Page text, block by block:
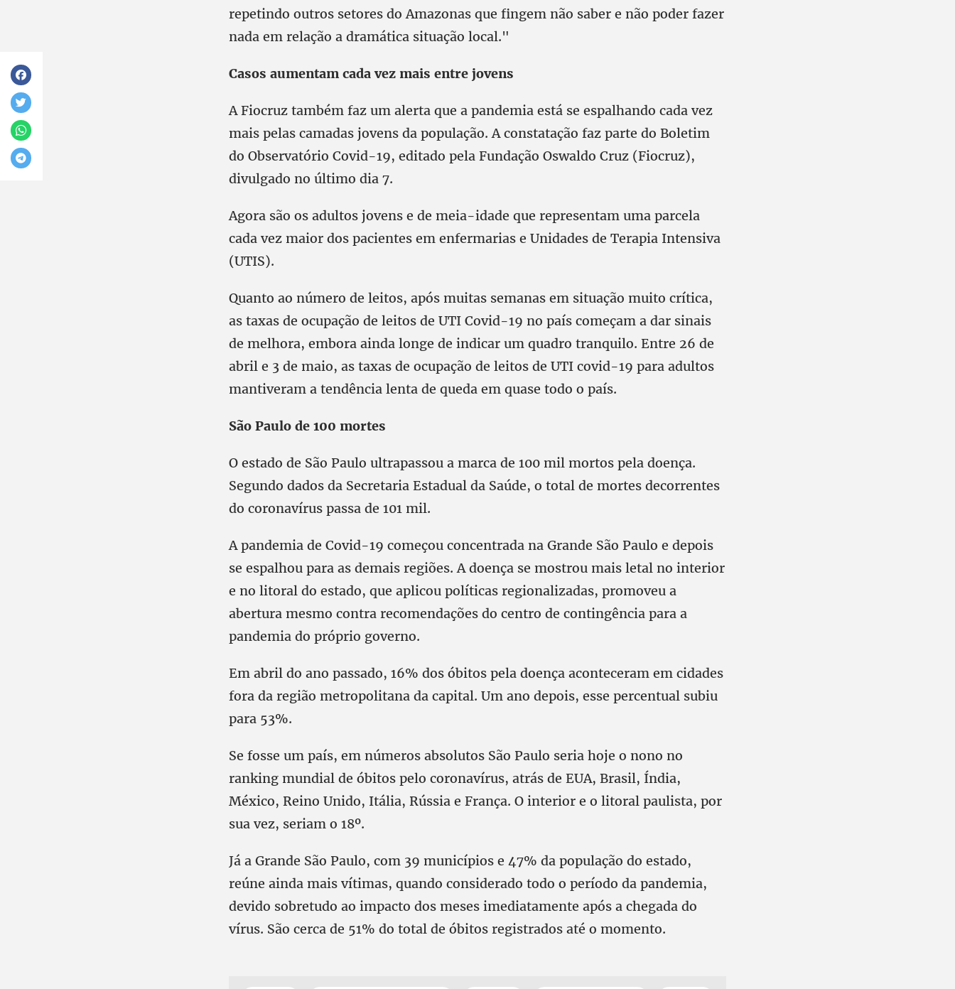
repetindo outros setores do Amazonas que fingem não saber e não poder fazer
nada em relação a dramática situação local."
Casos aumentam cada vez mais entre jovens
A Fiocruz também faz um alerta que a pandemia está se espalhando cada vez
mais pelas camadas jovens da população. A constatação faz parte do Boletim
do Observatório Covid-19, editado pela Fundação Oswaldo Cruz (Fiocruz),
divulgado no último dia 7.
Agora são os adultos jovens e de meia-idade que representam uma parcela
cada vez maior dos pacientes em enfermarias e Unidades de Terapia Intensiva
(UTIS).
Quanto ao número de leitos, após muitas semanas em situação muito crítica,
as taxas de ocupação de leitos de UTI Covid-19 no país começam a dar sinais
de melhora, embora ainda longe de indicar um quadro tranquilo. Entre 26 de
abril e 3 de maio, as taxas de ocupação de leitos de UTI covid-19 para adultos
mantiveram a tendência lenta de queda em quase todo o país.
São Paulo de 100 mortes
O estado de São Paulo ultrapassou a marca de 100 mil mortos pela doença.
Segundo dados da Secretaria Estadual da Saúde, o total de mortes decorrentes
do coronavírus passa de 101 mil.
A pandemia de Covid-19 começou concentrada na Grande São Paulo e depois
se espalhou para as demais regiões. A doença se mostrou mais letal no interior
e no litoral do estado, que aplicou políticas regionalizadas, promoveu a
abertura mesmo contra recomendações do centro de contingência para a
pandemia do próprio governo.
Em abril do ano passado, 16% dos óbitos pela doença aconteceram em cidades
fora da região metropolitana da capital. Um ano depois, esse percentual subiu
para 53%.
Se fosse um país, em números absolutos São Paulo seria hoje o nono no
ranking mundial de óbitos pelo coronavírus, atrás de EUA, Brasil, Índia,
México, Reino Unido, Itália, Rússia e França. O interior e o litoral paulista, por
sua vez, seriam o 18º.
Já a Grande São Paulo, com 39 municípios e 47% da população do estado,
reúne ainda mais vítimas, quando considerado todo o período da pandemia,
devido sobretudo ao impacto dos meses imediatamente após a chegada do
vírus. São cerca de 51% do total de óbitos registrados até o momento.